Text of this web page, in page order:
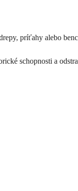
príťahy alebo
schopnosti a